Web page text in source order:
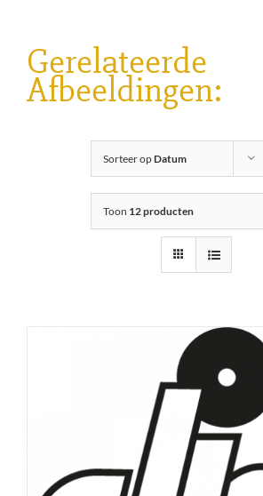
Gerelateerde
Afbeeldingen:
Sorteer opDatum
Toon 12 producten